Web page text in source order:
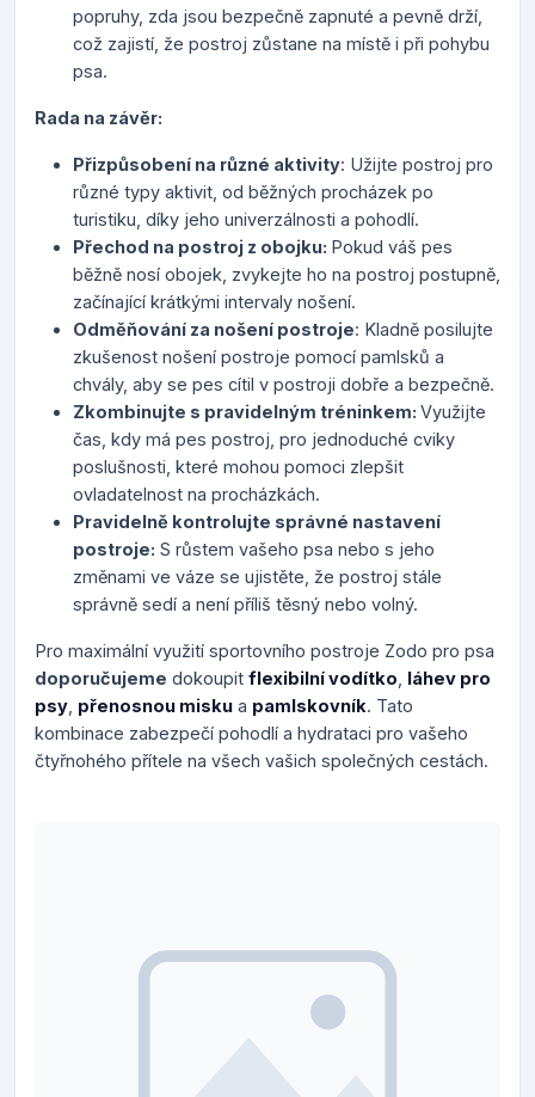
popruhy, zda jsou bezpečně zapnuté a pevně drží,
což zajistí, že postroj zůstane na místě i při pohybu
psa.
Rada na závěr:
Přizpůsobení na různé aktivity: Užijte postroj pro
různé typy aktivit, od běžných procházek po
turistiku, díky jeho univerzálnosti a pohodlí.
Přechod na postroj z obojku: Pokud váš pes
běžně nosí obojek, zvykejte ho na postroj postupně,
začínající krátkými intervaly nošení.
Odměňování za nošení postroje: Kladně posilujte
zkušenost nošení postroje pomocí pamlsků a
chvály, aby se pes cítil v postroji dobře a bezpečně.
Zkombinujte s pravidelným tréninkem: Využijte
čas, kdy má pes postroj, pro jednoduché cviky
poslušnosti, které mohou pomoci zlepšit
ovladatelnost na procházkách.
Pravidelně kontrolujte správné nastavení
postroje: S růstem vašeho psa nebo s jeho
změnami ve váze se ujistěte, že postroj stále
správně sedí a není příliš těsný nebo volný.
Pro maximální využití sportovního postroje Zodo pro psa
doporučujeme dokoupit flexibilní vodítko láhev pro
psy přenosnou misku a pamlskovník. Tato
kombinace zabezpečí pohodlí a hydrataci pro vašeho
čtyřnohého přítele na všech vašich společných cestách.